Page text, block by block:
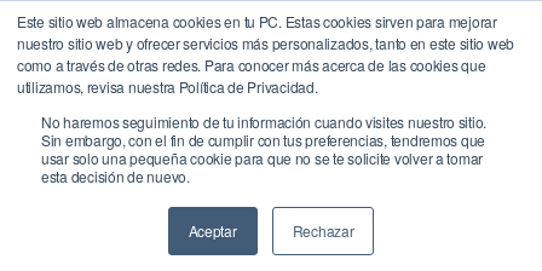
Este sitio web almacena cookies en tu PC. Estas cookies sirven para mejorar
nuestro sitio web y ofrecer servicios más personalizados, tanto en este sitio web
como a través de otras redes. Para conocer más acerca de las cookies que
utilizamos, revisa nuestra Política de Privacidad.
No haremos seguimiento de tu información cuando visites nuestro sitio.
Sin embargo, con el fin de cumplir con tus preferencias, tendremos que
usar solo una pequeña cookie para que no se te solicite volver a tomar
esta decisión de nuevo.
Aceptar Rechazar
BrandQuity
Etiqueta: badia